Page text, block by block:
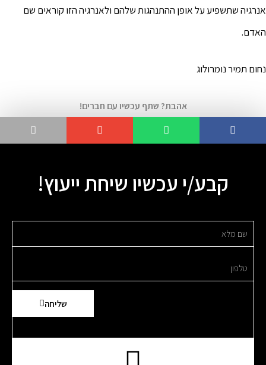
אנרגיה שתשפיע על אופן ההתנהגות שלהם ולאנרגיה הזו קוראים שם
האדם.
נחום תמיר נומרולוג
אהבת? שתף עכשיו עם חברים!
קבע/י עכשיו שיחת ייעוץ!
שליחה